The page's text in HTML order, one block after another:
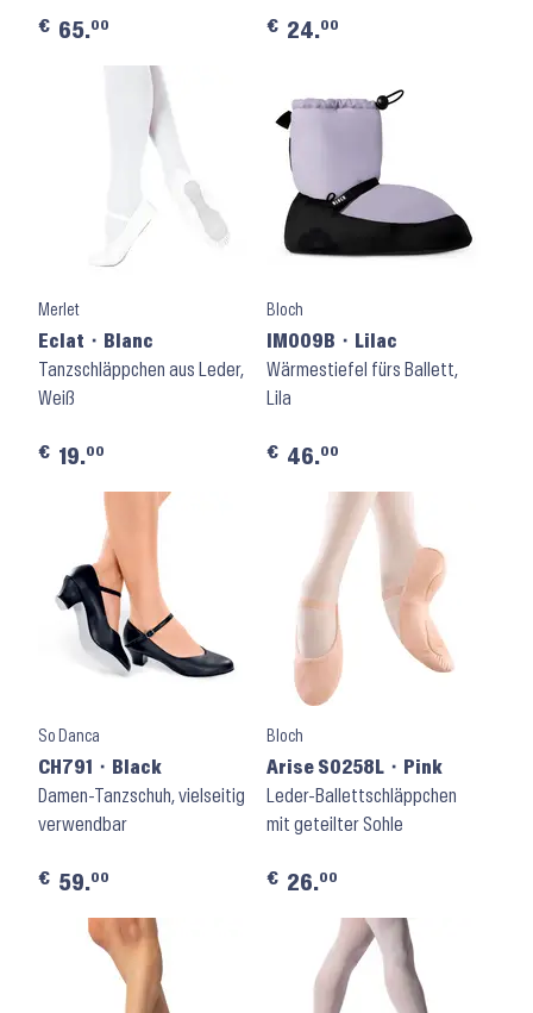
€ 65.00 € 24.00
Merlet
Eclat ⬝ Blanc
Tanzschläppchen aus Leder,
Weiß
€ 19.00
Bloch
IM009B ⬝ Lilac
Wärmestiefel fürs Ballett,
Lila
€ 46.00
So Danca
CH791 ⬝ Black
Damen-Tanzschuh, vielseitig
verwendbar
€ 59.00
Bloch
Arise S0258L ⬝ Pink
Leder-Ballettschläppchen
mit geteilter Sohle
€ 26.00